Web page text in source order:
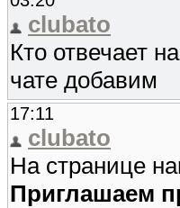
clubato
Кто отвечает
чате добавим
17:11
clubato
На странице
Приглашаем